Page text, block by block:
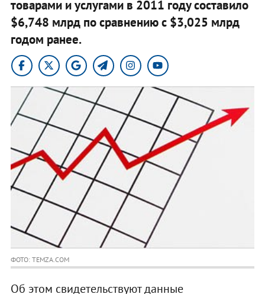
товарами и услугами в 2011 году составило
$6,748 млрд по сравнению с $3,025 млрд
годом ранее.
ФОТО: TEMZA.COM
Об этом свидетельствуют данные